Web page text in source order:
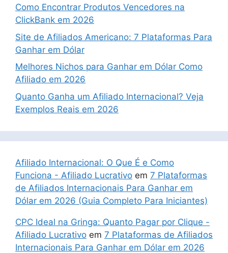
Como Encontrar Produtos Vencedores na
ClickBank em 2026
Site de Afiliados Americano: 7 Plataformas Para
Ganhar em Dólar
Melhores Nichos para Ganhar em Dólar Como
Afiliado em 2026
Quanto Ganha um Afiliado Internacional? Veja
Exemplos Reais em 2026
Afiliado Internacional: O Que É e Como
Funciona - Afiliado Lucrativo em 7 Plataformas
de Afiliados Internacionais Para Ganhar em
Dólar em 2026 (Guia Completo Para Iniciantes)
CPC Ideal na Gringa: Quanto Pagar por Clique -
Afiliado Lucrativo em 7 Plataformas de Afiliados
Internacionais Para Ganhar em Dólar em 2026